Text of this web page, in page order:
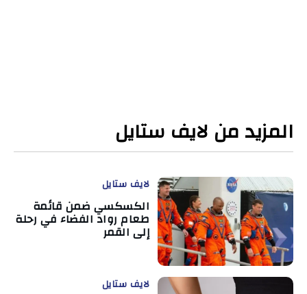
المزيد من لايف ستايل
لايف ستايل
الكسكسي ضمن قائمة
طعام رواد الفضاء في رحلة
إلى القمر
لايف ستايل